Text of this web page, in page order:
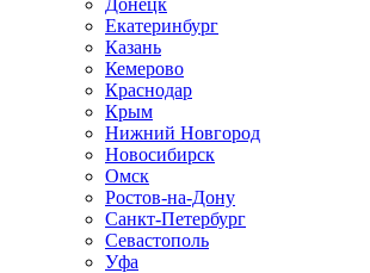
Донецк
Екатеринбург
Казань
Кемерово
Краснодар
Крым
Нижний Новгород
Новосибирск
Омск
Ростов-на-Дону
Санкт-Петербург
Севастополь
Уфа